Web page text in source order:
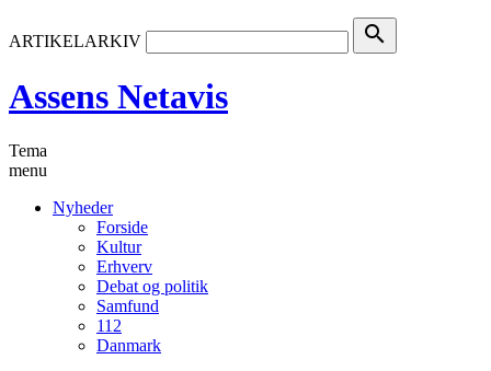
ARTIKELARKIV search
Assens Netavis
Tema
menu
Nyheder
Forside
Kultur
Erhverv
Debat og politik
Samfund
112
Danmark